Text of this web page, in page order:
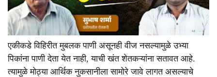
एकीकडे विहिरीत मुबलक पाणी असूनही वीज नसल्यामुळे उभ्या
पिकांना पाणी देता येत नाही, याची खंत शेतकऱ्यांना सतावत आहे.
त्यामुळे मोठ्या आर्थिक नुकसानीला सामोरे जावे लागत असल्याचे